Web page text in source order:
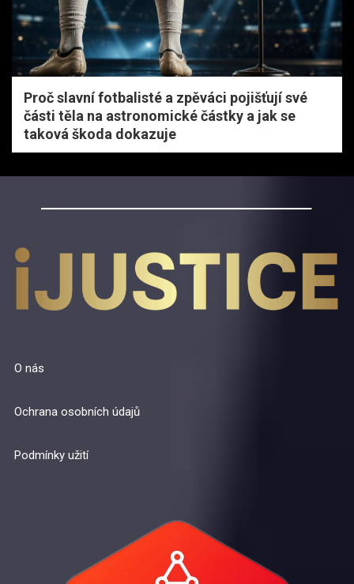
Proč slavní fotbalisté a zpěváci pojišťují své
části těla na astronomické částky a jak se
taková škoda dokazuje
O nás
Ochrana osobních údajů
Podmínky užití